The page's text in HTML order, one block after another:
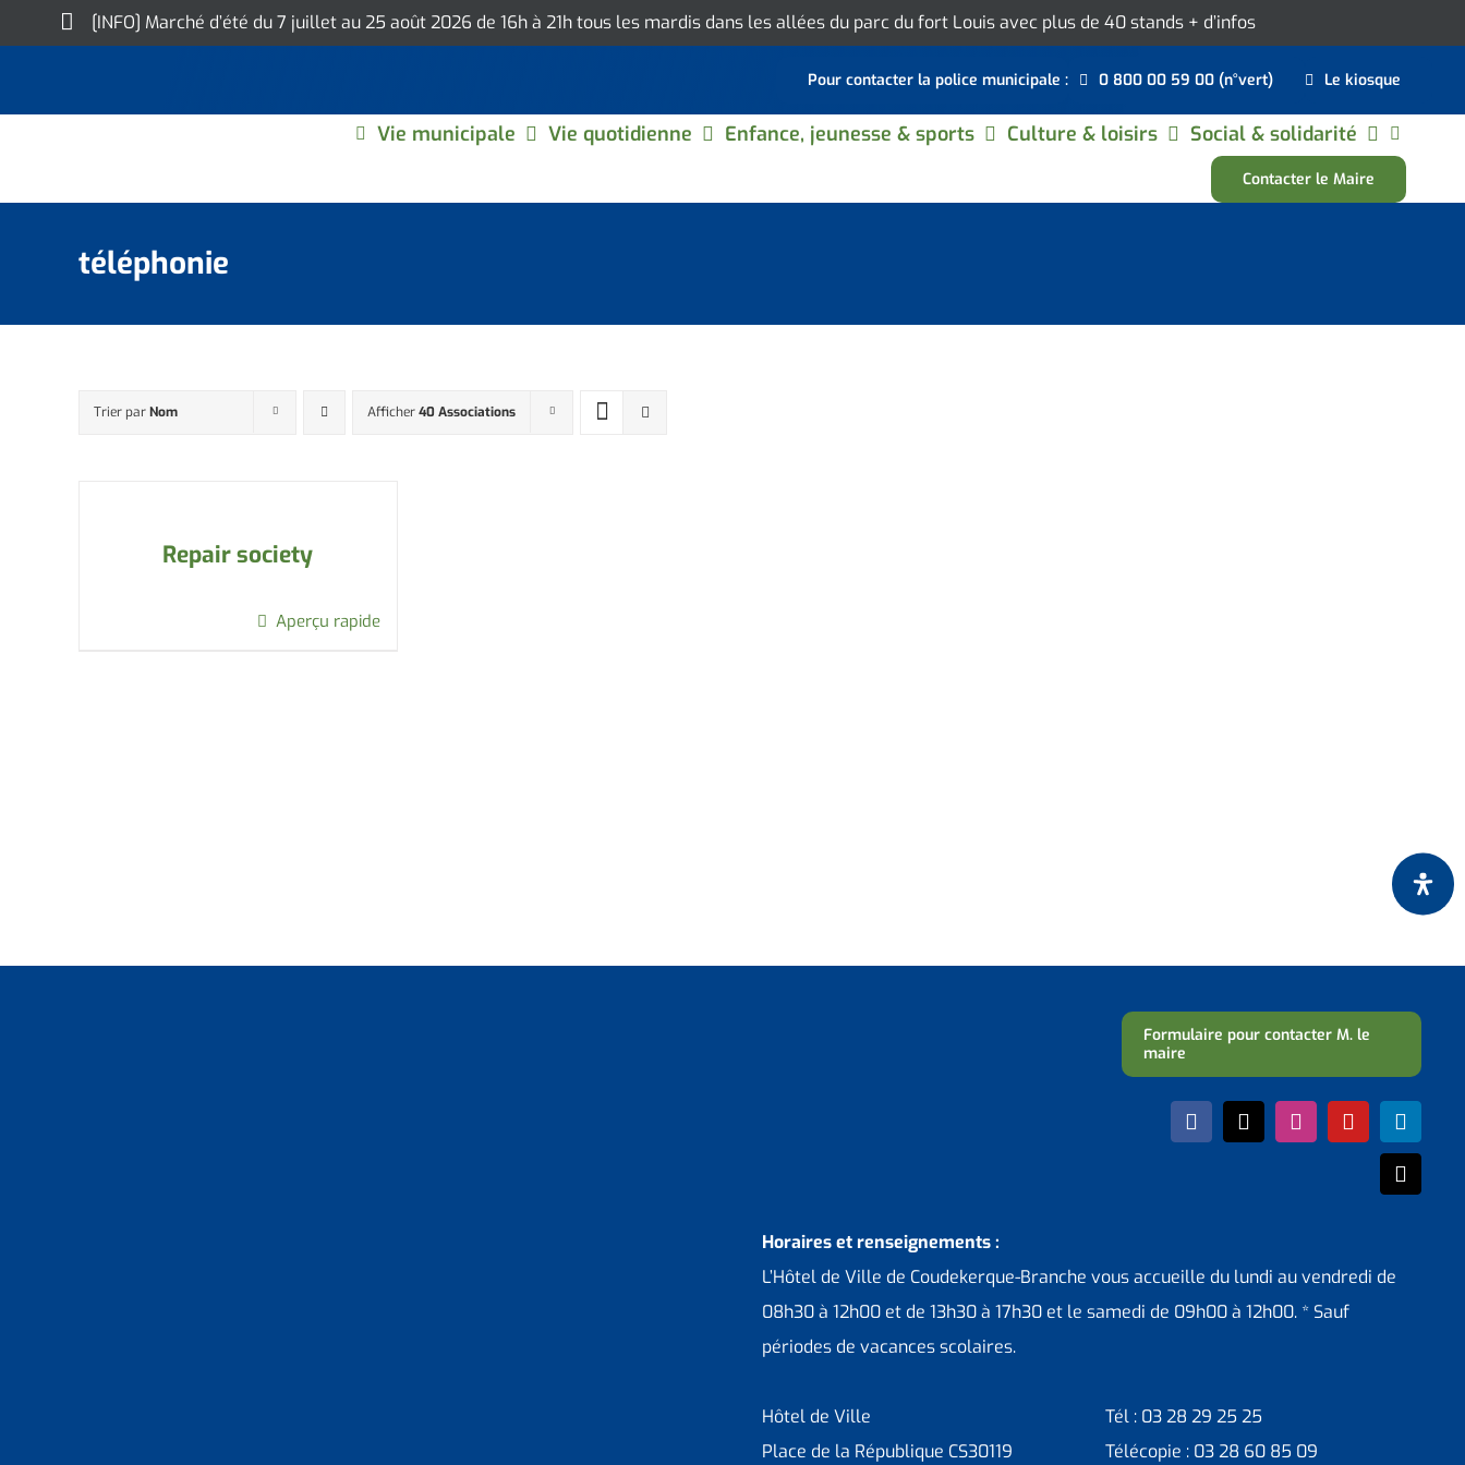
to
[INFO] Marché d’été du 7 juillet au 25 août 2026 de 16h à 21h tous les mardis dans les allées du parc du fort Louis avec plus de 40 stands + d’infos
Pour contacter la police municipale : 0 800 00 59 00 (n°vert) Le kiosque
Vie municipale Vie quotidienne Enfance, jeunesse & sports Culture & loisirs Social & solidarité
Contacter le Maire
téléphonie
Trier parNom Afficher40 Associations
Repair society
Aperçu rapide
Formulaire pour contacter M. le
maire
Horaires et renseignements :
L’Hôtel de Ville de Coudekerque-Branche vous accueille du lundi au vendredi de
08h30 à 12h00 et de 13h30 à 17h30 et le samedi de 09h00 à 12h00. * Sauf
périodes de vacances scolaires.
Hôtel de Ville
Place de la République CS30119
Tél : 03 28 29 25 25
Télécopie : 03 28 60 85 09